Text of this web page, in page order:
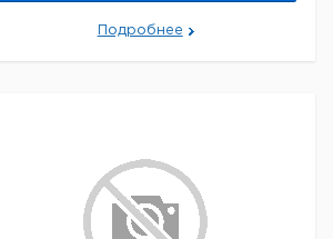
Подробнее